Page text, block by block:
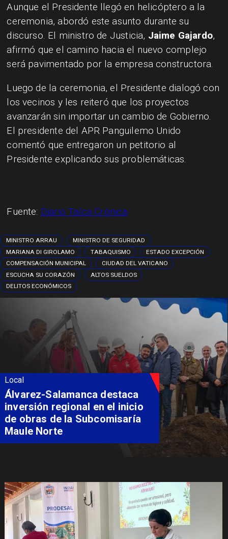
Aunque el Presidente llegó en helicóptero a la
ceremonia, abordó este asunto durante su
discurso. El ministro de Justicia, Jaime Gajardo,
afirmó que el camino hacia el nuevo complejo
será pavimentado por la empresa constructora.
Luego de la ceremonia, el Presidente dialogó con
los vecinos y les reiteró que los proyectos
avanzarán sin importar un cambio de Gobierno.
El presidente del APR Panguilemo Unido
comentó que entregaron un petitorio al
Presidente explicando sus problemáticas.
Fuente: Diario Talca Crónica
MINISTRO ARRAU
MINISTRO DE SEGURIDAD
MARIANA DI GIROLAMO
TABAQUISMO
ESTADO EXCEPCIÓN
COMPENSACIÓN MUNICIPAL
CIUDAD DEL VATICANO
ESCUCHA SU CORAZÓN
ALTOS SUELDOS
DELITOS ECONÓMICOS
Local
Álvarez-Salamanca destaca
inversión regional en el inicio
de obras de la Subcomisaría
Maule Norte